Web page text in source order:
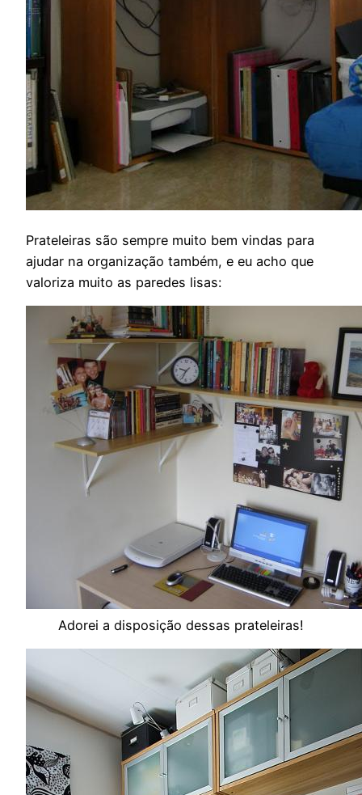
Prateleiras são sempre muito bem vindas para
ajudar na organização também, e eu acho que
valoriza muito as paredes lisas:
Adorei a disposição dessas prateleiras!